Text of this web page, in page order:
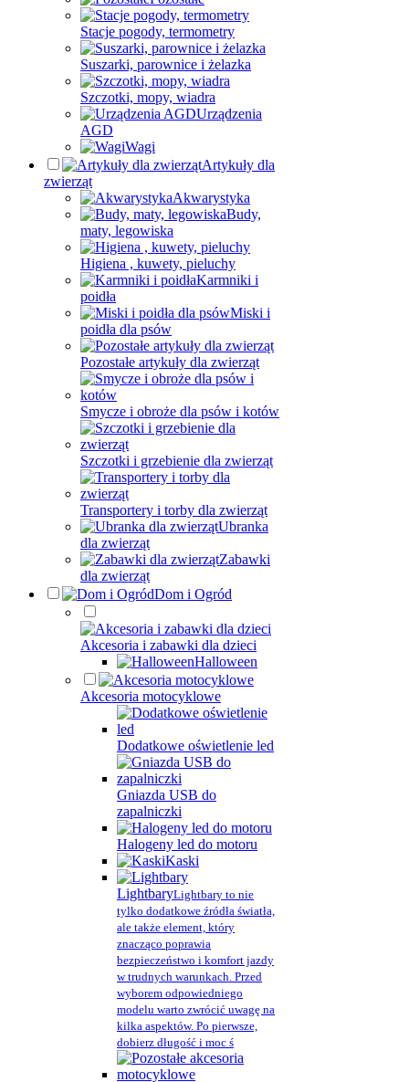
Stacje pogody, termometry
Suszarki, parownice i żelazka
Szczotki, mopy, wiadra
Urządzenia
AGD
Wagi
Artykuły dla
zwierząt
Akwarystyka
Budy,
maty, legowiska
Higiena , kuwety, pieluchy
Karmniki i
poidła
Miski i
poidła dla psów
Pozostałe artykuły dla zwierząt
Smycze i obroże dla psów i kotów
Szczotki i grzebienie dla zwierząt
Transportery i torby dla zwierząt
Ubranka
dla zwierząt
Zabawki
dla zwierząt
Dom i Ogród
Akcesoria i zabawki dla dzieci
Halloween
Akcesoria motocyklowe
Dodatkowe oświetlenie led
Gniazda USB do
zapalniczki
Halogeny led do motoru
Kaski
LightbaryLightbary to nie
tylko dodatkowe źródła światła,
ale także element, który
znacząco poprawia
bezpieczeństwo i komfort jazdy
w trudnych warunkach. Przed
wyborem odpowiedniego
modelu warto zwrócić uwagę na
kilka aspektów. Po pierwsze,
dobierz długość i moc ś